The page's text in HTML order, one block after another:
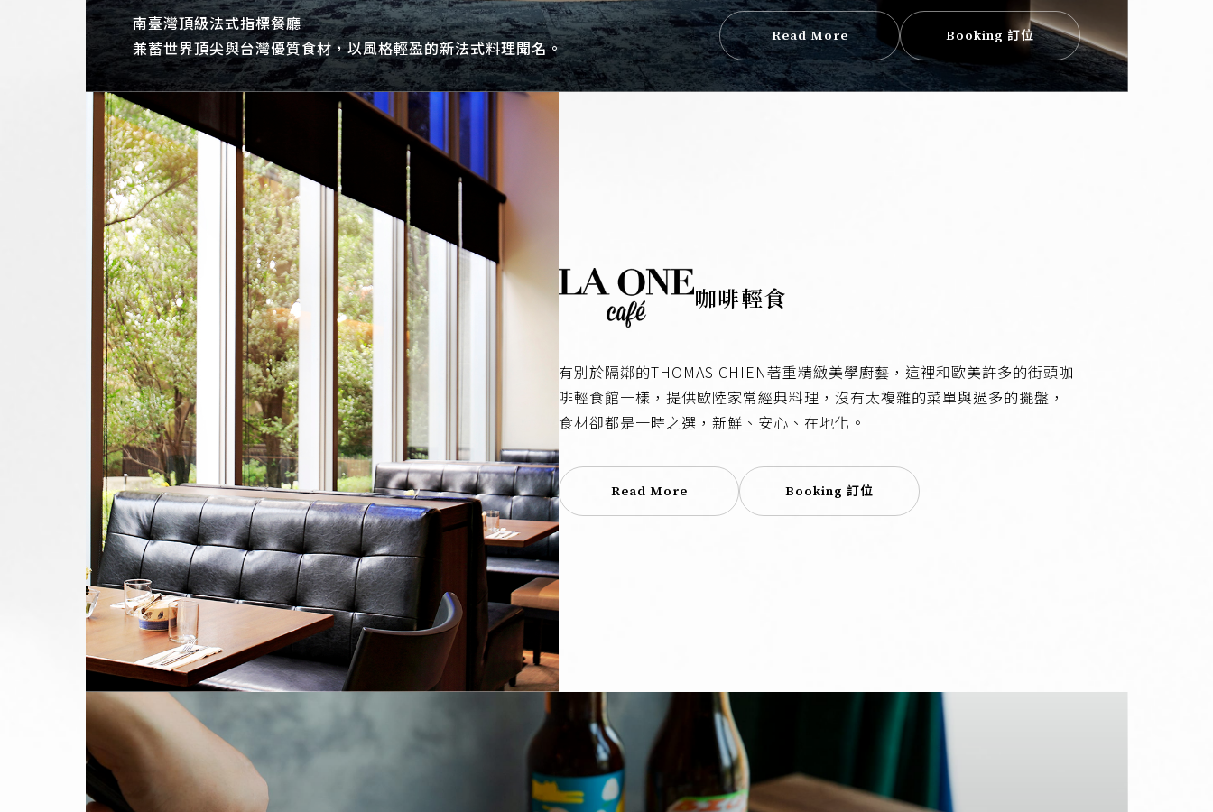
南臺灣頂級法式指標餐廳
兼蓄世界頂尖與台灣優質食材，以風格輕盈的新法式料理聞名。
Read More Booking 訂位
咖啡輕食
有別於隔鄰的THOMAS CHIEN著重精緻美學廚藝，這裡和歐美許多的街頭咖
啡輕食館一樣，提供歐陸家常經典料理，沒有太複雜的菜單與過多的擺盤，
食材卻都是一時之選，新鮮、安心、在地化。
Read More Booking 訂位